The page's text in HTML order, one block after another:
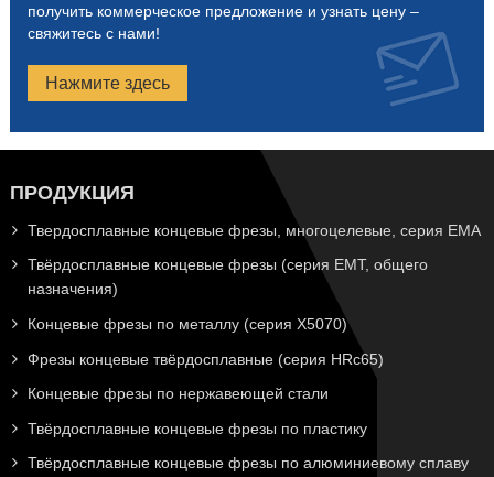
получить коммерческое предложение и узнать цену –
свяжитесь с нами!
Нажмите здесь
ПРОДУКЦИЯ
Твердосплавные концевые фрезы, многоцелевые, серия EMA
Твёрдосплавные концевые фрезы (серия EMT, общего
назначения)
Концевые фрезы по металлу (серия X5070)
Фрезы концевые твёрдосплавные (серия HRc65)
Концевые фрезы по нержавеющей стали
Твёрдосплавные концевые фрезы по пластику
Твёрдосплавные концевые фрезы по алюминиевому сплаву